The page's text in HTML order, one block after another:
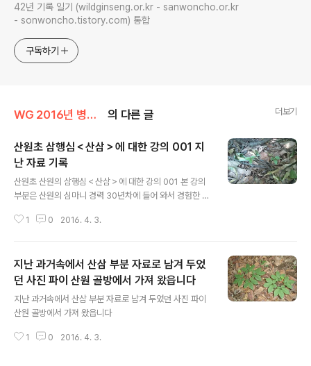
42년 기록 일기 (wildginseng.or.kr - sanwoncho.or.kr
- sonwoncho.tistory.com) 통합
구독하기
WG 2016년 병신년 기록 의 다른 글 더보기
산원초 삼행심＜산삼＞에 대한 강의 001 지
난 자료 기록
산원초 산원의 삼행심＜산삼＞에 대한 강의 001 본 강의
부분은 산원의 심마니 경력 30년차에 들어 와서 경험한 부
두시면 좋을듯 싶습니다. 1. 정의 자연에서의 삼행심이란
연발아 하게 되면 1년 ~ 3년 기간을 두고 싹을 튀운다. 인
삼포의 삼씨는 1년 이다. 국어사전 인용 개갑갑각류의 몸
표면을 덮고 있는 외골격, 쇠 미늘을 붙여 만든 갑옷 3.심마
니들이 말하는 삼행심이란 입장 한개를 1행, 입장두개를 2
행, 입장 3개를 3행,이라고 한다 삼잎을 이렇게 네가지의
이름으로 부르기도 한다. 4.기본적으로 인삼포의 삼이 싹
1 0 2016. 4. 3.
지난 과거속에서 산삼 부분 자료로 남겨 두었
던 사진 파이 산원 골방에서 가져 왔읍니다
지난 과거속에서 산삼 부분 자료로 남겨 두었던 사진 파이
산원 골방에서 가져 왔읍니다
1 0 2016. 4. 3.